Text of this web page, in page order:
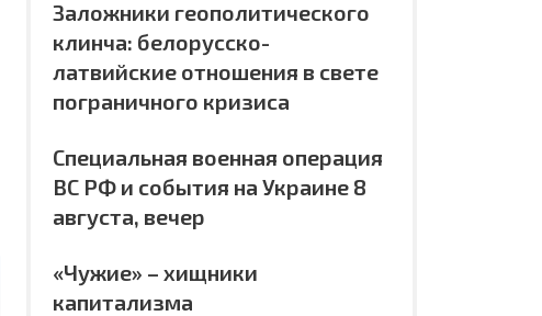
Заложники геополитического
клинча: белорусско-
латвийские отношения в свете
пограничного кризиса
Специальная военная операция
ВС РФ и события на Украине 8
августа, вечер
«Чужие» – хищники
капитализма